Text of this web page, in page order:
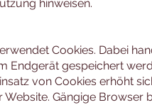
hinweisen.
Cookies. Dabei
Endgerät gespeichert
von Cookies erhöht
Website. Gängige Browser